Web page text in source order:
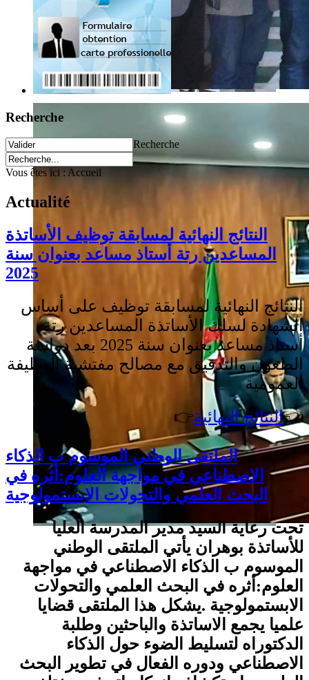
Recherche
Recherche
Vous êtes ici :Accueil
Actualité
النتائج النهائية لمسابقة توظيف الأساتذة
المساعدين رتة أستاذ مساعد بعنوان سنة
2025
النتائج النهائية لمسابقة توظيف على أساس
الشهادة لسلك الأساتذة المساعدين رتة
أستاذ مساعد بعنوان سنة 2025 بعد دراسة
الطعون والتدقيق مع مصالح مفتشية الوظيفة
العمومية
👉النتائج النهائية👈
الملتقى الوطني الموسوم ب الذكاء
الاصطناعي في مواجهة العلوم:أثره في
البحث العلمي والتحولات الابستمولوجية
تحت رعاية السيد مدير المدرسة العليا
للأساتذة بوهران يأتي الملتقى الوطني
الموسوم ب الذكاء الاصطناعي في مواجهة
العلوم:أثره في البحث العلمي والتحولات
الابستمولوجية .يشكل هذا الملتقى قضايا
علميا يجمع الاساتذة والباحثين وطلبة
الدكتوراه لتسليط الضوء حول الذكاء
الاصطناعي ودوره الفعال في تطوير البحث